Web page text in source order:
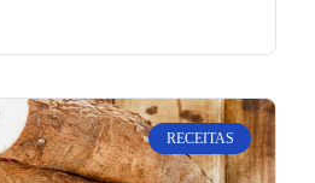
RECEITAS